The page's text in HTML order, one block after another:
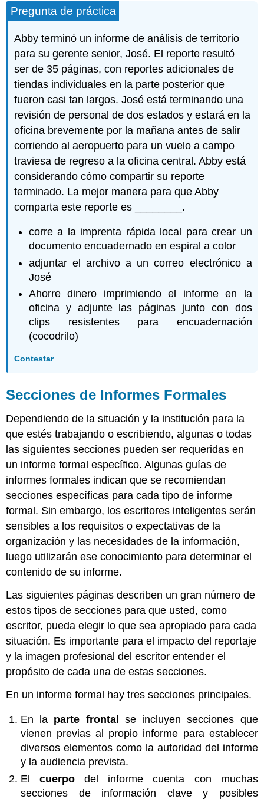
Pregunta de práctica
Abby terminó un informe de análisis de territorio
para su gerente senior, José. El reporte resultó
ser de 35 páginas, con reportes adicionales de
tiendas individuales en la parte posterior que
fueron casi tan largos. José está terminando una
revisión de personal de dos estados y estará en la
oficina brevemente por la mañana antes de salir
corriendo al aeropuerto para un vuelo a campo
traviesa de regreso a la oficina central. Abby está
considerando cómo compartir su reporte
terminado. La mejor manera para que Abby
comparta este reporte es ________.
corre a la imprenta rápida local para crear un
documento encuadernado en espiral a color
adjuntar el archivo a un correo electrónico a
José
Ahorre dinero imprimiendo el informe en la
oficina y adjunte las páginas junto con dos
clips resistentes para encuadernación
(cocodrilo)
Contestar
Secciones de Informes Formales
Dependiendo de la situación y la institución para la
que estés trabajando o escribiendo, algunas o todas
las siguientes secciones pueden ser requeridas en
un informe formal específico. Algunas guías de
informes formales indican que se recomiendan
secciones específicas para cada tipo de informe
formal. Sin embargo, los escritores inteligentes serán
sensibles a los requisitos o expectativas de la
organización y las necesidades de la información,
luego utilizarán ese conocimiento para determinar el
contenido de su informe.
Las siguientes páginas describen un gran número de
estos tipos de secciones para que usted, como
escritor, pueda elegir lo que sea apropiado para cada
situación. Es importante para el impacto del reportaje
y la imagen profesional del escritor entender el
propósito de cada una de estas secciones.
En un informe formal hay tres secciones principales.
En la parte frontal
se incluyen secciones que
vienen previas al propio informe para establecer
diversos elementos como la autoridad del informe
y la audiencia prevista.
Elcuerpo del informe cuenta con muchas
secciones de información clave y posibles